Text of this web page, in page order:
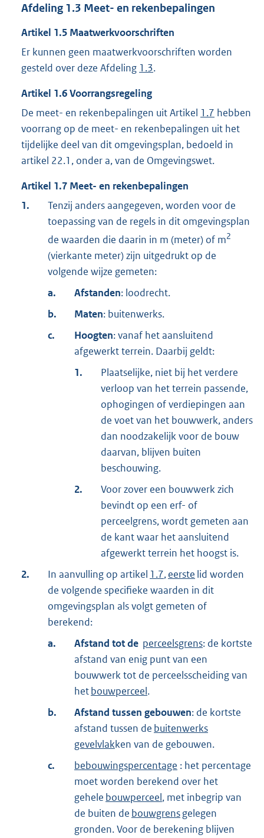
Afdeling 1.3 Meet- en rekenbepalingen
Artikel 1.5 Maatwerkvoorschriften
Er kunnen geen maatwerkvoorschriften worden
gesteld over deze Afdeling 1.3.
Artikel 1.6Voorrangsregeling
De meet- en rekenbepalingen uit Artikel 1.7 hebben
voorrang op de meet- en rekenbepalingen uit het
tijdelijke deel van dit omgevingsplan, bedoeld in
artikel 22.1, onder a, van de Omgevingswet.
Artikel 1.7 Meet- en rekenbepalingen
1.
Tenzij anders aangegeven, worden voor de
toepassing van de regels in dit omgevingsplan
de waarden die daarin in m (meter) of m2
(vierkante meter) zijn uitgedrukt op de
volgende wijze gemeten:
a.
Afstanden: loodrecht.
b.
Maten: buitenwerks.
c.
Hoogten: vanaf het aansluitend
afgewerkt terrein. Daarbij geldt:
1.
Plaatselijke, niet bij het verdere
verloop van het terrein passende,
ophogingen of verdiepingen aan
de voet van het bouwwerk, anders
dan noodzakelijk voor de bouw
daarvan, blijven buiten
beschouwing.
2.
Voor zover een bouwwerk zich
bevindt op een erf- of
perceelgrens, wordt gemeten aan
de kant waar het aansluitend
afgewerkt terrein het hoogst is.
2.
In aanvulling op artikel 1.7,eerste lid worden
de volgende specifieke waarden in dit
omgevingsplan als volgt gemeten of
berekend:
a.
Afstand tot de perceelsgrens: de kortste
afstand van enig punt van een
bouwwerk tot de perceelsscheiding van
hetbouwperceel.
b.
Afstand tussen gebouwen: de kortste
afstand tussen de buitenwerks
gevelvlakken van de gebouwen.
c.
bebouwingspercentage : het percentage
moet worden berekend over het
gehele bouwperceel, met inbegrip van
de buiten de bouwgrensgelegen
gronden. Voor de berekening blijven